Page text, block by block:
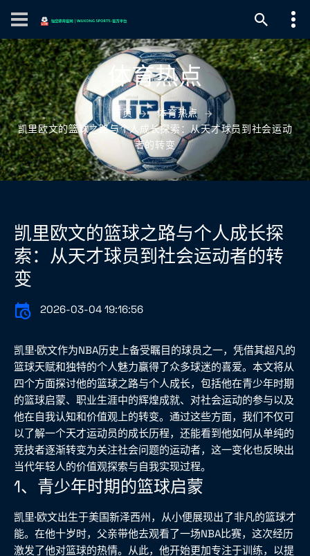
体育热点
首页
体育热点
凯里欧文的篮球之路与个人成长探索：从天才球员到社会运动
者的转变
凯里欧文的篮球之路与个人成长探
索：从天才球员到社会运动者的转
变
2026-03-04 19:16:56
凯里·欧文作为NBA历史上备受瞩目的球员之一，凭借其超凡的
篮球天赋和独特的个人魅力赢得了众多球迷的喜爱。本文将从
四个方面探讨他的篮球之路与个人成长，包括他在青少年时期
的篮球启蒙、职业生涯中的辉煌成就、对社会运动的参与以及
他在自我认知和价值观上的转变。通过这些方面，我们不仅可
以了解一个天才运动员的成长历程，还能看到他如何从单纯的
竞技者逐渐转变为关注社会问题的运动者，这一变化也反映出
当代年轻人的价值观探索与自我实现过程。
1、青少年时期的篮球启蒙
凯里·欧文出生于美国新泽西州，从小便展现出了非凡的篮球才
能。在他十岁时，父亲带他去观看了一场NBA比赛，这次经历
激发了他对篮球的热情。从此，他开始更加专注于训练，以提